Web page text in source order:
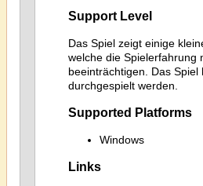
Support Level
Das Spiel zeigt einige
welche die Spielerfahrung
beeinträchtigen. Das Spiel
durchgespielt werden.
Supported Platforms
Windows
Links